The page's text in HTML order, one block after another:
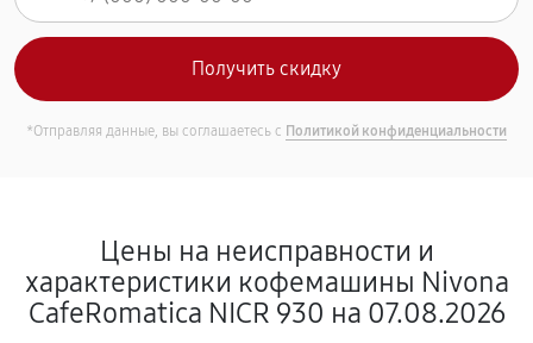
*Отправляя данные, вы соглашаетесь с Политикой конфиденциальности
Цены на неисправности и
характеристики кофемашины Nivona
CafeRomatica NICR 930 на 07.08.2026